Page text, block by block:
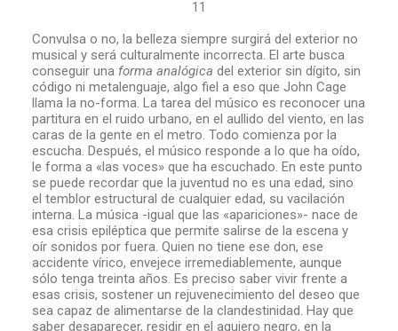
11
Convulsa o no, la belleza siempre surgirá del exterior no
musical y será culturalmente incorrecta. El arte busca
conseguir una forma analógica del exterior sin dígito, sin
código ni metalenguaje, algo fiel a eso que John Cage
llama la no-forma. La tarea del músico es reconocer una
partitura en el ruido urbano, en el aullido del viento, en las
caras de la gente en el metro. Todo comienza por la
escucha. Después, el músico responde a lo que ha oído,
le forma a «las voces» que ha escuchado. En este punto
se puede recordar que la juventud no es una edad, sino
el temblor estructural de cualquier edad, su vacilación
interna. La música -igual que las «apariciones»- nace de
esa crisis epiléptica que permite salirse de la escena y
oír sonidos por fuera. Quien no tiene ese don, ese
accidente vírico, envejece irremediablemente, aunque
sólo tenga treinta años. Es preciso saber vivir frente a
esas crisis, sostener un rejuvenecimiento del deseo que
sea capaz de alimentarse de la clandestinidad. Hay que
saber desaparecer, residir en el agujero negro, en la